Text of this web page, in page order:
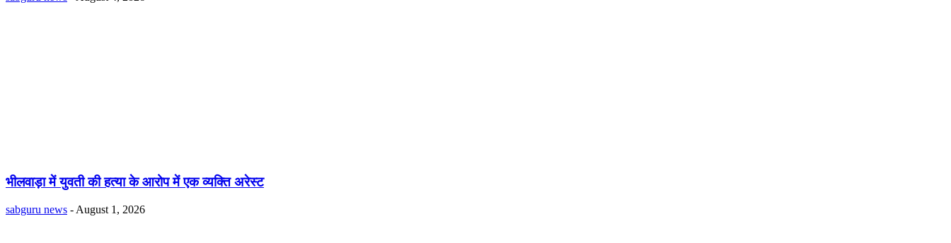
भीलवाड़ा में युवती की हत्या के आरोप में एक व्यक्ति अरेस्ट
sabguru news - August 1, 2026